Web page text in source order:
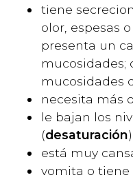
tiene
olor, espesas
presenta un
mucosidades;
mucosidades
necesita más
le bajan los
(desaturación)
está muy
vomita o